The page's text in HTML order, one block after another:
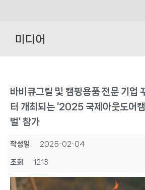
content미디어
바비큐그릴 및 캠핑용품 전문 기업
터 개최되는 ‘2025 국제아웃도어
벌’ 참가
작성일 2025-02-04
조회 1213